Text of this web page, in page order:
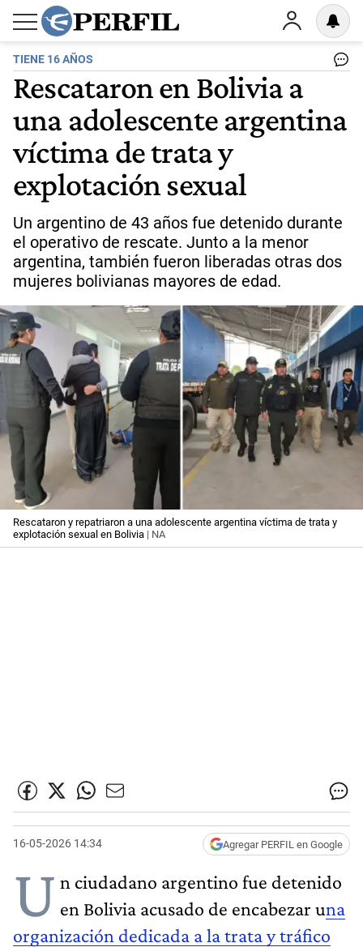
TIENE 16 AÑOS
Rescataron en Bolivia a
una adolescente argentina
víctima de trata y
explotación sexual
Un argentino de 43 años fue detenido durante
el operativo de rescate. Junto a la menor
argentina, también fueron liberadas otras dos
mujeres bolivianas mayores de edad.
Rescataron y repatriaron a una adolescente argentina víctima de trata y
explotación sexual en Bolivia | NA
16-05-2026 14:34 Agregar PERFIL en Google
U n ciudadano argentino fue detenido
en Bolivia acusado de encabezar una
organización dedicada a la trata y tráfico